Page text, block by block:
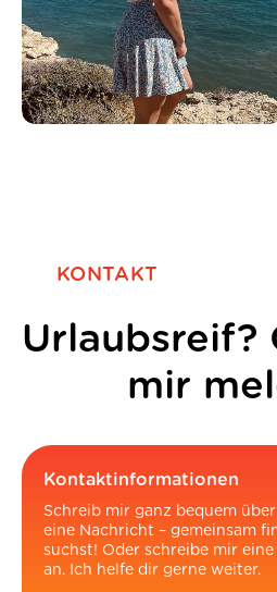
KONTAKT
Urlaubsreif?
mir
Kontaktinformationen
Schreib mir ganz bequem
eine Nachricht – gemeinsam
suchst! Oder schreibe mir
an. Ich helfe dir gerne weiter.